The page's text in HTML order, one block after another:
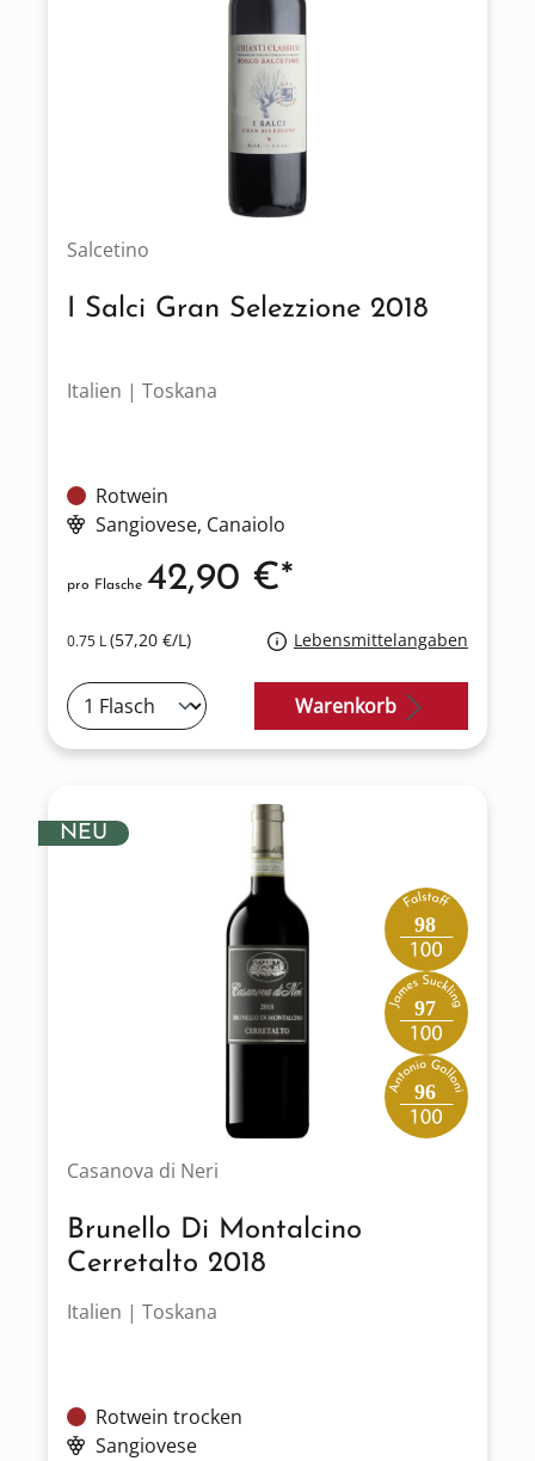
Salcetino
I Salci Gran Selezzione 2018
Italien | Toskana
Rotwein
Sangiovese, Canaiolo
0.75 L(57,20 €/L) Lebensmittelangaben
pro Flasche 42,90 €*
Warenkorb
NEU
98
97
96
Casanova di Neri
Brunello Di Montalcino
Cerretalto 2018
Italien | Toskana
Rotwein trocken
Sangiovese